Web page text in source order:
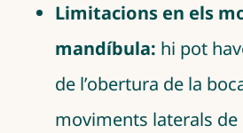
Limitacions en els
mandíbula: hi pot
de l’obertura de la
moviments laterals